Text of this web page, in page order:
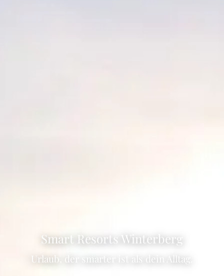
Smart Resorts Winterberg
Urlaub, der smarter ist als dein Alltag.